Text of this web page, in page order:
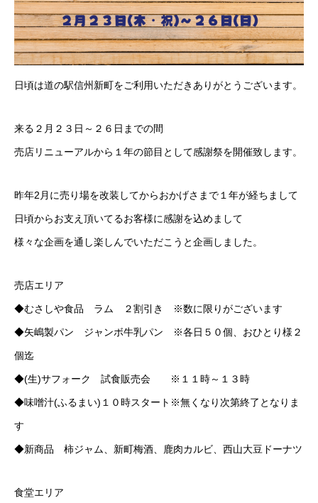
日頃は道の駅信州新町をご利用いただきありがとうございます。
来る２月２３日～２６日までの間
売店リニューアルから１年の節目として感謝祭を開催致します。
昨年2月に売り場を改装してからおかげさまで１年が経ちまして
日頃からお支え頂いてるお客様に感謝を込めまして
様々な企画を通し楽しんでいただこうと企画しました。
売店エリア
◆むさしや食品 ラム ２割引き ※数に限りがございます
◆矢嶋製パン ジャンボ牛乳パン ※各日５０個、おひとり様２
個迄
◆(生)サフォーク 試食販売会 ※１１時～１３時
◆味噌汁(ふるまい)１０時スタート※無くなり次第終了となりま
す
◆新商品 柿ジャム、新町梅酒、鹿肉カルビ、西山大豆ドーナツ
食堂エリア